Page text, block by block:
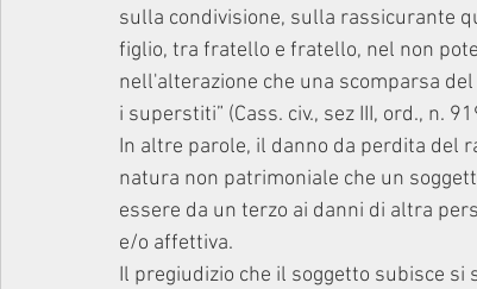
sulla condivisione, sulla rassicurante
figlio, tra fratello e fratello, nel non
nell'alterazione che una scomparsa
i superstiti” (Cass. civ., sez III, ord., n.
In altre parole, il danno da perdita del
natura non patrimoniale che un
essere da un terzo ai danni di altra
e/o affettiva.
Il pregiudizio che il soggetto subisce